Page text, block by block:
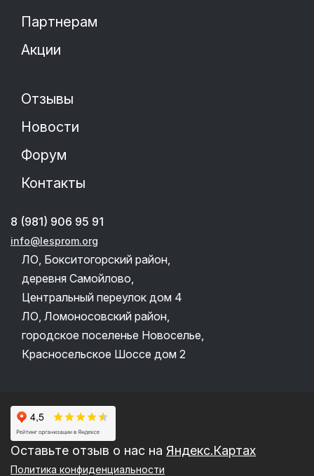
Партнерам
Акции
Отзывы
Новости
Форум
Контакты
8 (981) 906 95 91
info@lesprom.org
ЛО, Бокситогорский район,
деревня Самойлово,
Центральный переулок дом 4
ЛО, Ломоносовский район,
городское поселенье Новоселье,
Красносельское Шоссе дом 2
Оставьте отзыв о нас на Яндекс.Картах
Политика конфиденциальности